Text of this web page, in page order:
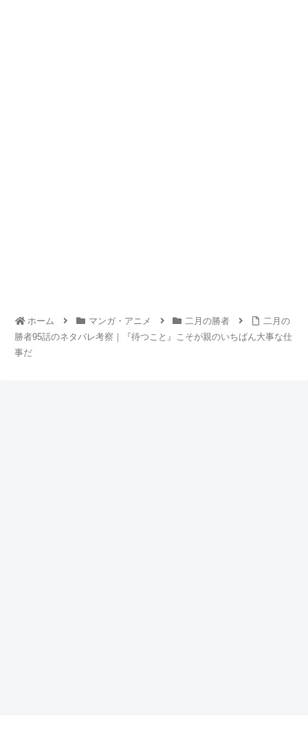
ホーム マンガ・アニメ 二月の勝者
二月の
勝者95話のネタバレ考察｜『待つこと』こそが親のいちばん大事な仕
事だ